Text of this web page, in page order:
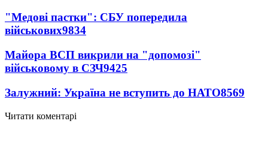
"Медові пастки": СБУ попередила
військових9834
Майора ВСП викрили на "допомозі"
військовому в СЗЧ9425
Залужний: Україна не вступить до НАТО8569
Читати коментарі